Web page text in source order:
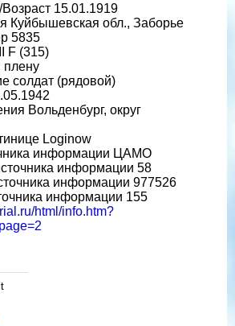
15.01.1919
Куйбышевская обл., Заборье
5835
F (315)
плену
солдат (рядовой)
Вольденбург, округ
Loginow
информации ЦАМО
информации 58
информации 977526
информации 155
html/info.htm?